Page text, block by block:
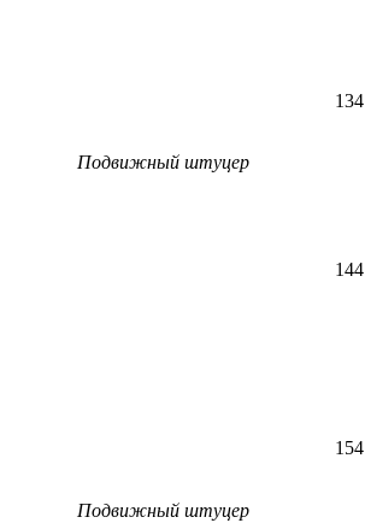
Подвижный штуцер
134
144
Подвижный штуцер
154